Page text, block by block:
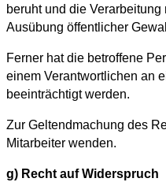
beruht und die
Ausübung öffentlicher
Ferner hat die betroffene
einem Verantwortlichen an
beeinträchtigt werden.
Zur Geltendmachung des
Mitarbeiter wenden.
g) Recht auf Widerspruch